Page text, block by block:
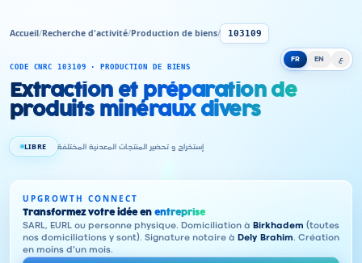
FR EN ع
Accueil/Recherche d'activité/Production de biens/ 103109
CODE CNRC 103109 · PRODUCTION DE BIENS
Extraction et préparation de
produits minéraux divers
LIBRE إستخراج و تحضير المنتجات المعدنية المختلفة
UPGROWTH CONNECT
Transformez votre idée en entreprise
SARL, EURL ou personne physique. Domiciliation à Birkhadem (toutes
nos domiciliations y sont). Signature notaire à Dely Brahim. Création
en moins d'un mois.